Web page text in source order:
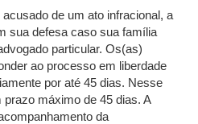
de um ato infracional, a
sua defesa caso sua família
particular. Os(as)
ao processo em liberdade
por até 45 dias. Nesse
máximo de 45 dias. A
da